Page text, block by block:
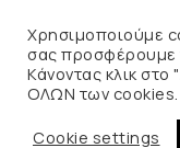
Αυτόματος
δικτυακού
Χρησιμοποιούμε
σας προσφέρουμε
Κάνοντας κλικ
ΟΛΩΝ των cookies.
Cookie settings